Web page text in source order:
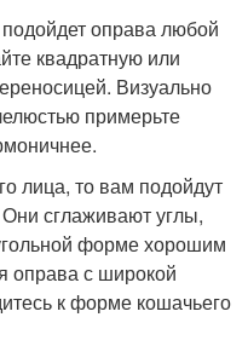
оправа любой
квадратную или
Визуально
примерьте
лица, то вам подойдут
сглаживают углы,
форме хорошим
оправа с широкой
к форме кошачьего